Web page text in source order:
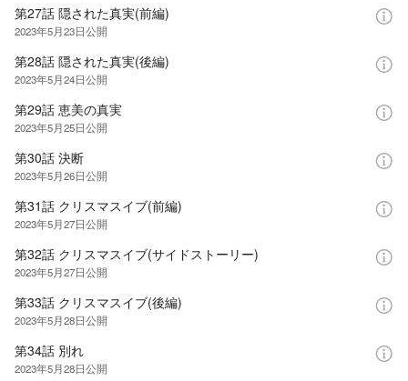
第27話 隠された真実(前編)
2023年5月23日公開
第28話 隠された真実(後編)
2023年5月24日公開
第29話 恵美の真実
2023年5月25日公開
第30話 決断
2023年5月26日公開
第31話 クリスマスイブ(前編)
2023年5月27日公開
第32話 クリスマスイブ(サイドストーリー)
2023年5月27日公開
第33話 クリスマスイブ(後編)
2023年5月28日公開
第34話 別れ
2023年5月28日公開